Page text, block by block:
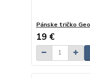
Pánske tričko
19 €